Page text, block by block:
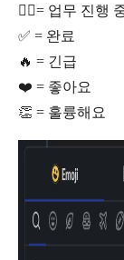
🏃‍♀️= 업무 진행
✅ = 완료
🔥 = 긴급
❤️ = 좋아요
👏 = 훌륭해요